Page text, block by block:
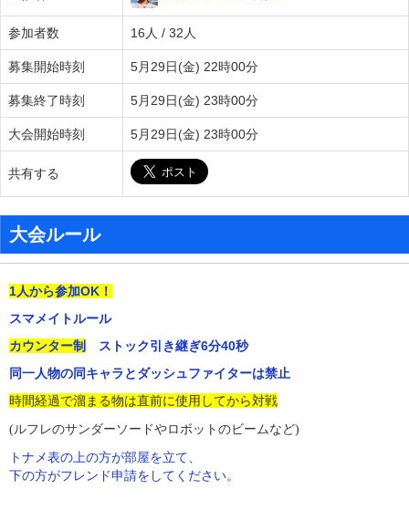
参加者数 16人 / 32人
募集開始時刻 5月29日(金) 22時00分
募集終了時刻 5月29日(金) 23時00分
大会開始時刻 5月29日(金) 23時00分
共有する
大会ルール
1人から参加OK！
スマメイトルール
カウンター制
ストック引き継ぎ6分40秒
同一人物の同キャラとダッシュファイターは禁止
時間経過で溜まる物は直前に使用してから対戦
(ルフレのサンダーソードやロボットのビームなど)
トナメ表の上の方が部屋を立て、
下の方がフレンド申請をしてください。